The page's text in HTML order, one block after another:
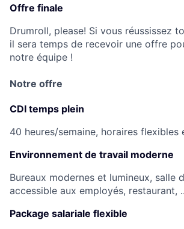
Offre finale
Drumroll, please! Si vous réussissez
il sera temps de recevoir une offre
notre équipe !
Notre offre
CDI temps plein
40 heures/semaine, horaires flexibles
Environnement de travail moderne
Bureaux modernes et lumineux, salle
accessible aux employés, restaurant,
Package salariale flexible